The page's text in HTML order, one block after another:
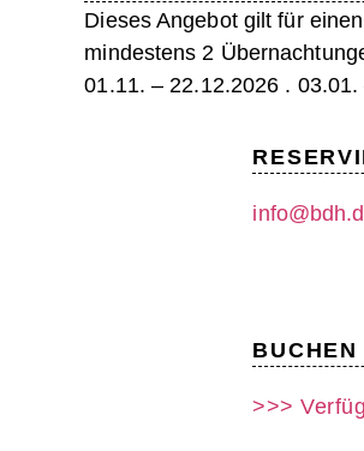
Dieses Angebot gilt für
mindestens 2
01.11. – 22.12.2026 .
BUCHEN
>>>